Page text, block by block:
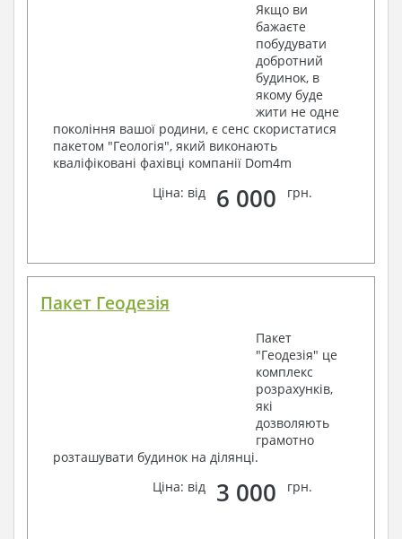
Якщо ви
бажаєте
побудувати
добротний
будинок, в
якому буде
жити не одне
покоління вашої родини, є сенс скористатися
пакетом "Геологія", який виконають
кваліфіковані фахівці компанії Dom4m
Ціна: від
6 000 грн.
Пакет Геодезія
Пакет
"Геодезія" це
комплекс
розрахунків,
які
дозволяють
грамотно
розташувати будинок на ділянці.
Ціна: від
3 000 грн.